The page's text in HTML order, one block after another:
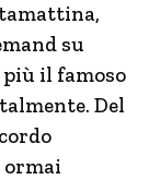
su
il famoso
Del
ormai